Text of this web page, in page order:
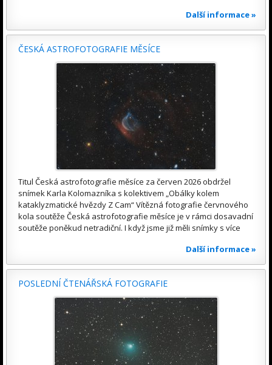
Další informace »
ČESKÁ ASTROFOTOGRAFIE MĚSÍCE
Titul Česká astrofotografie měsíce za červen 2026 obdržel
snímek Karla Kolomazníka s kolektivem „Obálky kolem
kataklyzmatické hvězdy Z Cam“ Vítězná fotografie červnového
kola soutěže Česká astrofotografie měsíce je v rámci dosavadní
soutěže poněkud netradiční. I když jsme již měli snímky s více
Další informace »
POSLEDNÍ ČTENÁŘSKÁ FOTOGRAFIE